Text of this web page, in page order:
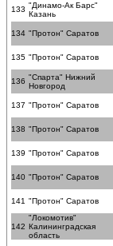
133 "Динамо-Ак Барс"
Казань
134 "Протон" Саратов
135 "Протон" Саратов
136 "Спарта" Нижний
Новгород
137 "Протон" Саратов
138 "Протон" Саратов
139 "Протон" Саратов
140 "Протон" Саратов
141 "Протон" Саратов
142
"Локомотив"
Калининградская
область